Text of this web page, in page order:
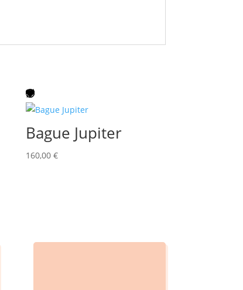
Bague Jupiter
160,00 €